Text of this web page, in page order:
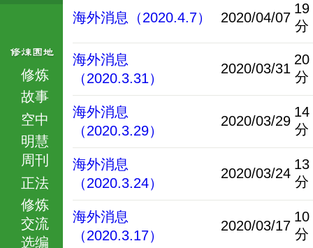
修炼
故事
空中
明慧
周刊
正法
修炼
交流
选编
海外消息（2020.4.7） 2020/04/07
19
分
海外消息
（2020.3.31）
2020/03/31
20
分
海外消息
（2020.3.29）
2020/03/29
14
分
海外消息
（2020.3.24）
2020/03/24
13
分
海外消息
（2020.3.17）
2020/03/17
10
分